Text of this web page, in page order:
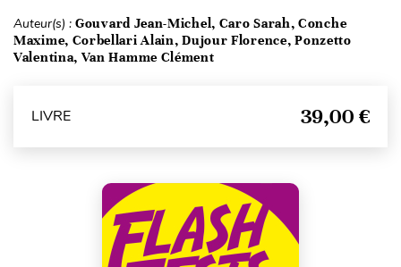
Auteur(s) : Gouvard Jean-Michel, Caro Sarah, Conche
Maxime, Corbellari Alain, Dujour Florence, Ponzetto
Valentina, Van Hamme Clément
LIVRE 39,00 €